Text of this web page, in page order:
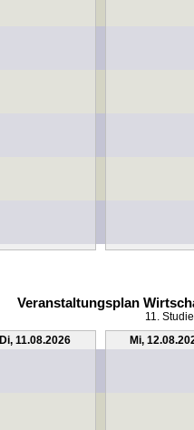
Veranstaltungsplan
11.
Di, 11.08.2026
Mi,